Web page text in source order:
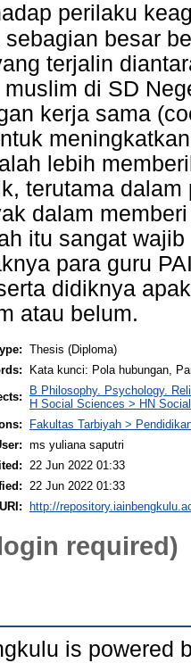
perilaku
besar
terjalin
di SD
kerja sama
lebih
terutama
dalam
itu sangat
para guru
didiknya
atau belum.
Thesis (Diploma)
Kata kunci: Pola hubungan,
B Philosophy. Psychology.
H Social Sciences > HN
Fakultas Tarbiyah >
ms yuliana saputri
22 Jun 2022 01:33
22 Jun 2022 01:33
URI:
http://
required)
is powered